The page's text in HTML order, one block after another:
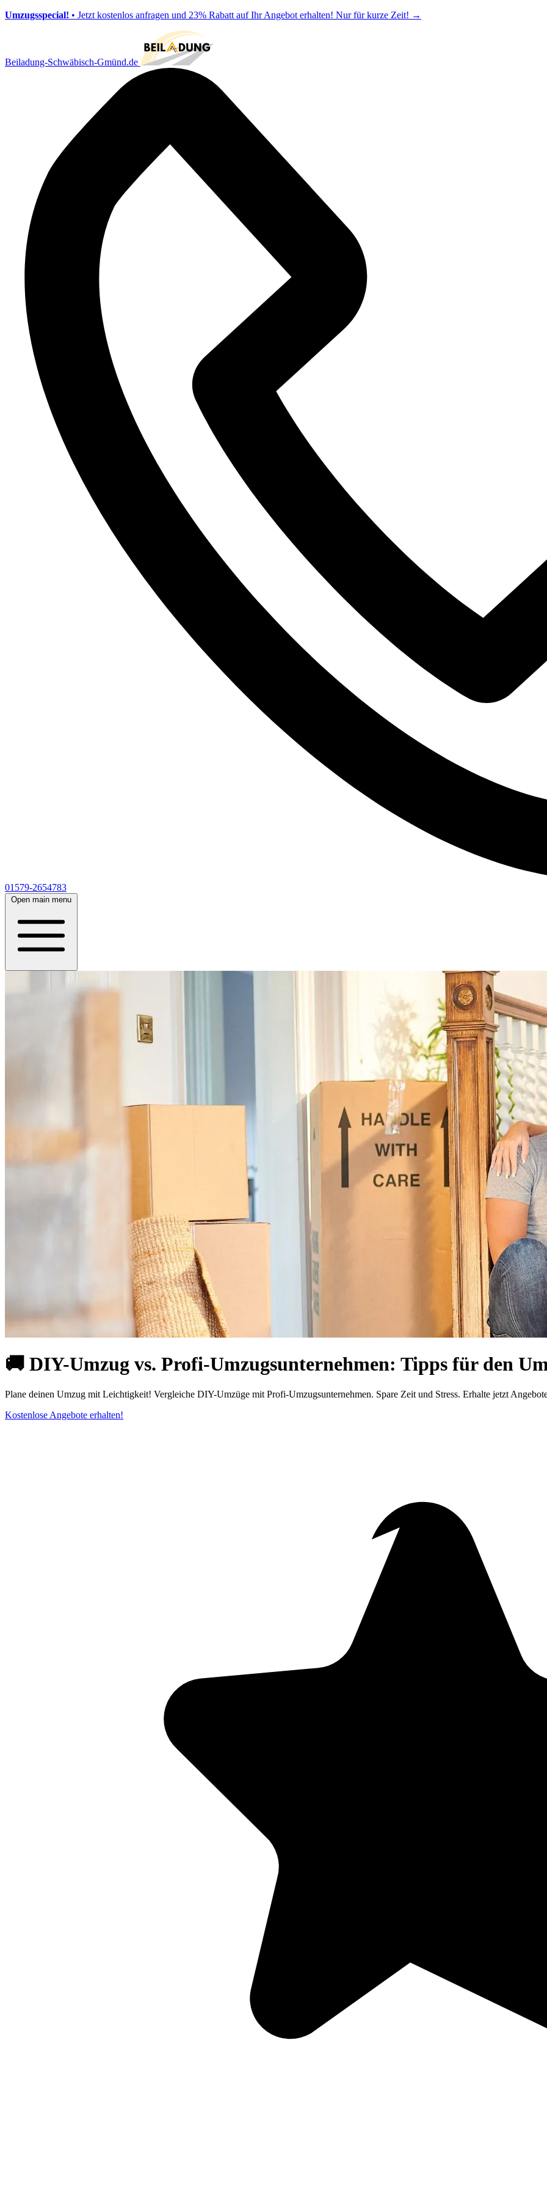
Umzugsspecial! • Jetzt kostenlos anfragen und 23% Rabatt auf Ihr Angebot erhalten! Nur für kurze Zeit! →
Beiladung-Schwäbisch-Gmünd.de
01579-2654783
Open main menu
🚚 DIY-Umzug vs. Profi-Umzugsunternehmen: Tipps für den
Plane deinen Umzug mit Leichtigkeit! Vergleiche DIY-Umzüge mit Profi-Umzugsunternehmen. Spare Zeit und Stress. Erhalte jetzt
Kostenlose Angebote erhalten!